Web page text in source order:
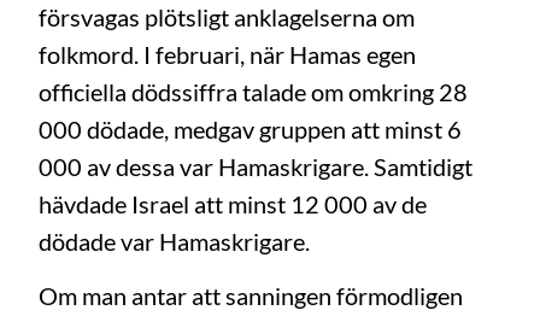
försvagas plötsligt anklagelserna om
folkmord. I februari, när Hamas egen
officiella dödssiffra talade om omkring 28
000 dödade, medgav gruppen att minst 6
000 av dessa var Hamaskrigare. Samtidigt
hävdade Israel att minst 12 000 av de
dödade var Hamaskrigare.
Om man antar att sanningen förmodligen